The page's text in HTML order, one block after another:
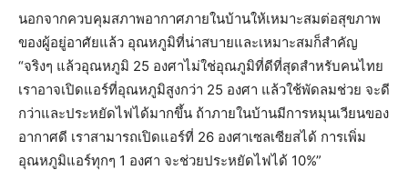
นอกจากควบคุมสภาพอากาศภายในบ้านให้เหมาะสมต่อสุขภาพ
ของผู้อยู่อาศัยแล้ว อุณหภูมิที่น่าสบายและเหมาะสมก็สำคัญ
“จริงๆ แล้วอุณหภูมิ 25 องศาไม่ใช่อุณภูมิที่ดีที่สุดสำหรับคนไทย
เราอาจเปิดแอร์ที่อุณหภูมิสูงกว่า 25 องศา แล้วใช้พัดลมช่วย จะดี
กว่าและประหยัดไฟได้มากขึ้น ถ้าภายในบ้านมีการหมุนเวียนของ
อากาศดี เราสามารถเปิดแอร์ที่ 26 องศาเซลเซียสได้ การเพิ่ม
อุณหภูมิแอร์ทุกๆ 1 องศา จะช่วยประหยัดไฟได้ 10%”